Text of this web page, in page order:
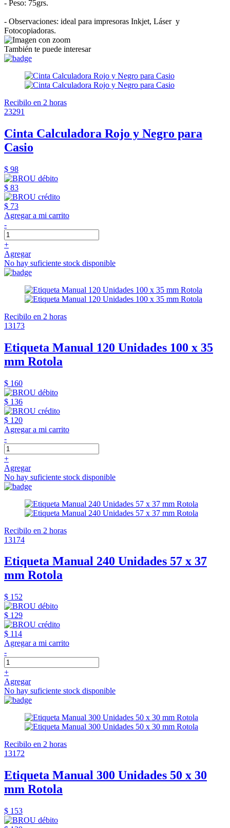
- Peso: 75grs.
- Observaciones: ideal para impresoras Inkjet, Láser y
Fotocopiadoras.
También te puede interesar
Recibilo en 2 horas
23291
Cinta Calculadora Rojo y Negro para
Casio
$ 98
$ 83
$ 73
Agregar a mi carrito
-
+
Agregar
No hay suficiente stock disponible
Recibilo en 2 horas
13173
Etiqueta Manual 120 Unidades 100 x 35
mm Rotola
$ 160
$ 136
$ 120
Agregar a mi carrito
-
+
Agregar
No hay suficiente stock disponible
Recibilo en 2 horas
13174
Etiqueta Manual 240 Unidades 57 x 37
mm Rotola
$ 152
$ 129
$ 114
Agregar a mi carrito
-
+
Agregar
No hay suficiente stock disponible
Recibilo en 2 horas
13172
Etiqueta Manual 300 Unidades 50 x 30
mm Rotola
$ 153